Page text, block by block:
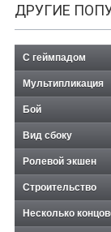
ДРУГИЕ
С геймпадом
Мультипликация
Бой
Вид сбоку
Ролевой экшен
Строительство
Несколько